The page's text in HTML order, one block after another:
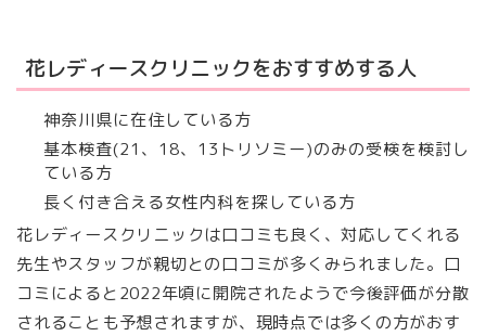
花レディースクリニックをおすすめする人
神奈川県に在住している方
基本検査(21、18、13トリソミー)のみの受検を検討し
ている方
長く付き合える女性内科を探している方
花レディースクリニックは口コミも良く、対応してくれる
先生やスタッフが親切との口コミが多くみられました。口
コミによると2022年頃に開院されたようで今後評価が分散
されることも予想されますが、現時点では多くの方がおす